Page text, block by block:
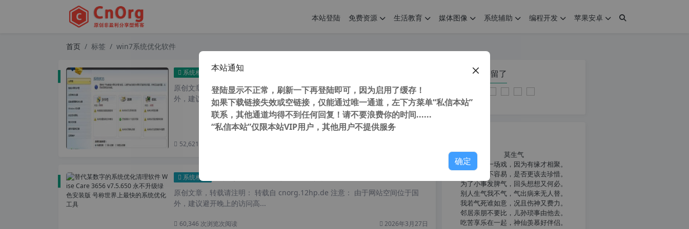
本站登陆 免费资源 生活教育 媒体图像 系统辅助 编程开发 苹果安卓
首页 标签 win7系统优化软件
系统相关 Advanced System Optimizer v3.9.3700 (电脑系统优化软件) 简体中文破解版
原创文章，转载请注明： 转载自cnorg.12hp.de 注意：由于网站空间位于国
外，建议避开晚上的访问高峰期...
52,621 次浏览
系统相关
原创文章，转载请注明： 转载自 cnorg.12hp.de 注意： 由于网站空间位于国
外，建议避开晚上的访问高...
60,346 次浏览次阅读 2026年3月27日
您在本页停留了
莫生气
人生就像一场戏，因为有缘才相聚。
相扶到老不容易，是否更该去珍惜。
为了小事发脾气，回头想想又何必。
别人生气我不气，气出病来无人替。
我若气死谁如意，况且伤神又费力。
邻居亲朋不要比，儿孙琐事由他去。
吃苦享乐在一起，神仙羡慕好伴侣。
本站通知
登陆显示不正常，刷新一下再登陆即可，因为启用了缓存！
如果下载链接失效或空链接，仅能通过唯一通道，左下方菜单“私信本站”
联系，其他通道均得不到任何回复！请不要浪费你的时间......
“私信本站”仅限本站VIP用户，其他用户不提供服务
确定